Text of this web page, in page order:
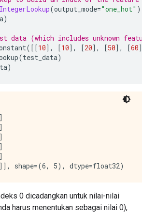
IntegerLookup(output_mode="one_hot" )
)
data (which includes unknown
([[10], [10], [20], [50], [60
(test_data)
)
0 dicadangkan untuk nilai-nilai
harus menentukan sebagai nilai 0),